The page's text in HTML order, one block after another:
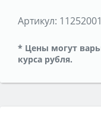
Артикул:
* Цены могут
курса рубля.